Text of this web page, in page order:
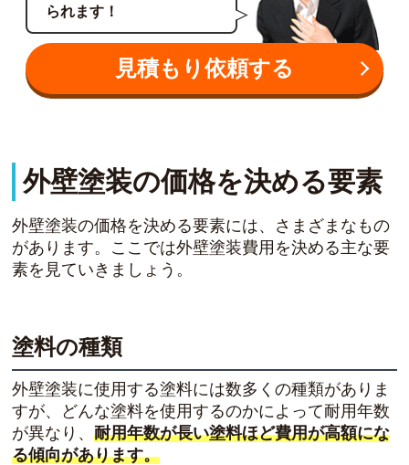
られます！
見積もり依頼する
外壁塗装の価格を決める要素
外壁塗装の価格を決める要素には、さまざまなもの
があります。ここでは外壁塗装費用を決める主な要
素を見ていきましょう。
塗料の種類
外壁塗装に使用する塗料には数多くの種類がありま
すが、どんな塗料を使用するのかによって耐用年数
が異なり、耐用年数が長い塗料ほど費用が高額にな
る傾向があります。